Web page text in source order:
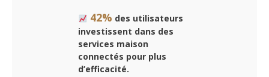
42% des utilisateurs
investissent dans des
services maison
connectés pour plus
d’efficacité.